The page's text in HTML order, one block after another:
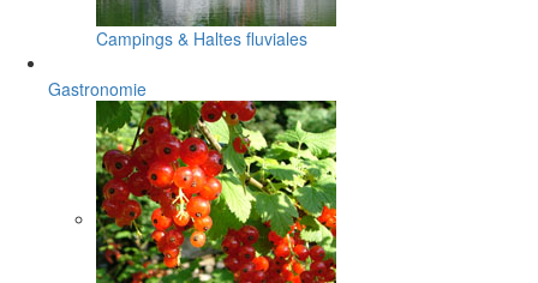
Campings & Haltes fluviales
Gastronomie